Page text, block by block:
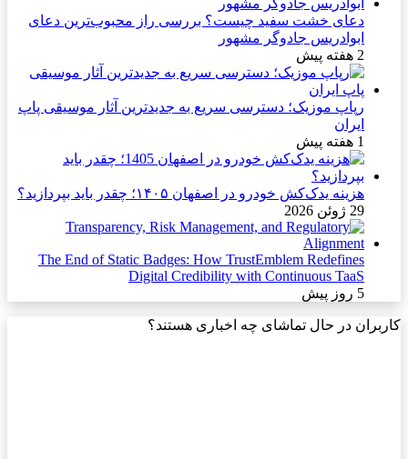
دعای خشت سفید چیست؟ بررسی راز محبوب‌ترین دعای
ابوادریس جادوگر مشهور
2 هفته پیش
رپاپ موزیک؛ دسترسی سریع به جدیدترین آثار موسیقی پاپ
ایران
1 هفته پیش
هزینه یدک‌کش خودرو در اصفهان ۱۴۰۵؛ چقدر باید بپردازید؟
29 ژوئن 2026
The End of Static Badges: How TrustEmblem Redefines
Digital Credibility with Continuous TaaS
5 روز پیش
کاربران در حال تماشای چه اخباری هستند؟